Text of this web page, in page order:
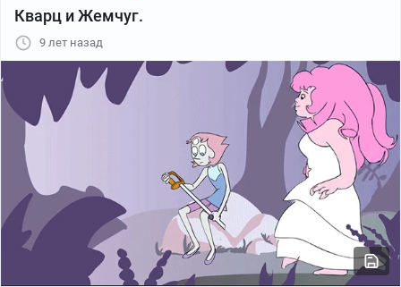
Кварц и Жемчуг.
9 лет назад